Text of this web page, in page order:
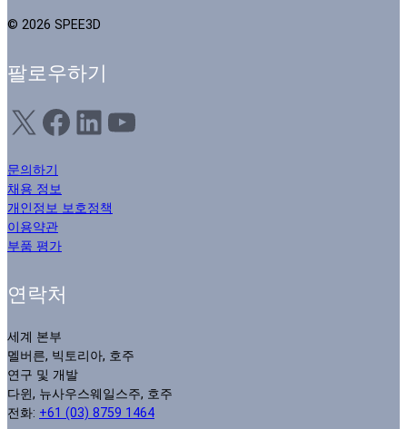
© 2026 SPEE3D
팔로우하기
X Facebook LinkedIn YouTube
문의하기
채용 정보
개인정보 보호정책
이용약관
부품 평가
연락처
세계 본부
멜버른, 빅토리아, 호주
연구 및 개발
다윈, 뉴사우스웨일스주, 호주
전화: +61 (03) 8759 1464